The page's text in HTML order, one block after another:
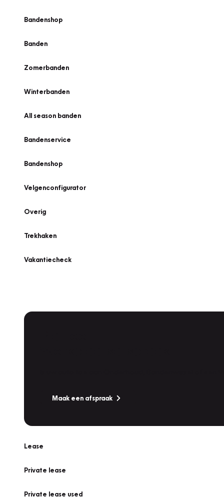
Bandenshop
Banden
Zomerbanden
Winterbanden
All season banden
Bandenservice
Bandenshop
Velgenconfigurator
Overig
Trekhaken
Vakantiecheck
Maak een afspraak
Lease
Private lease
Private lease used